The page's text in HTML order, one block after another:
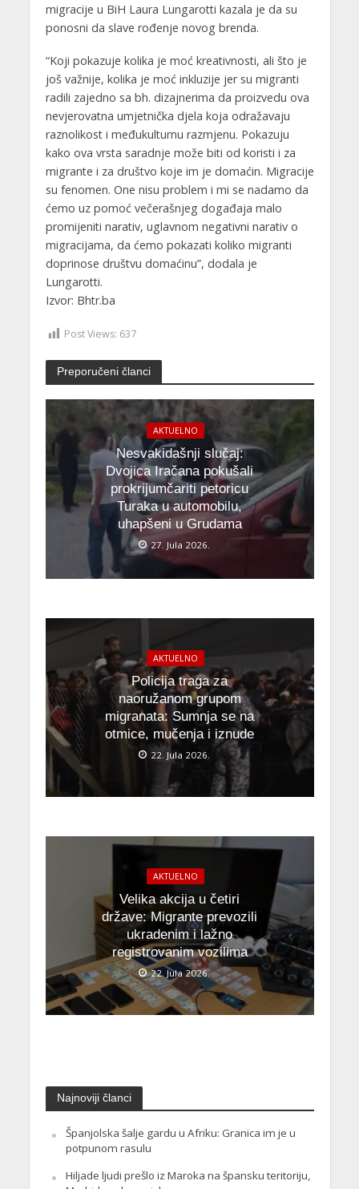
migracije u BiH Laura Lungarotti kazala je da su
ponosni da slave rođenje novog brenda.
“Koji pokazuje kolika je moć kreativnosti, ali što je
još važnije, kolika je moć inkluzije jer su migranti
radili zajedno sa bh. dizajnerima da proizvedu ova
nevjerovatna umjetnička djela koja odražavaju
raznolikost i međukulturnu razmjenu. Pokazuju
kako ova vrsta saradnje može biti od koristi i za
migrante i za društvo koje im je domaćin. Migracije
su fenomen. One nisu problem i mi se nadamo da
ćemo uz pomoć večerašnjeg događaja malo
promijeniti narativ, uglavnom negativni narativ o
migracijama, da ćemo pokazati koliko migranti
doprinose društvu domaćinu”, dodala je
Lungarotti.
Izvor: Bhtr.ba
Post Views: 637
Preporučeni članci
AKTUELNO
Nesvakidašnji slučaj:
Dvojica Iračana pokušali
prokrijumčariti petoricu
Turaka u automobilu,
uhapšeni u Grudama
27. Jula 2026.
AKTUELNO
Policija traga za
naoružanom grupom
migranata: Sumnja se na
otmice, mučenja i iznude
22. Jula 2026.
AKTUELNO
Velika akcija u četiri
države: Migrante prevozili
ukradenim i lažno
registrovanim vozilima
22. Jula 2026.
Najnoviji članci
Španjolska šalje gardu u Afriku: Granica im je u
potpunom rasulu
Hiljade ljudi prešlo iz Maroka na špansku teritoriju,